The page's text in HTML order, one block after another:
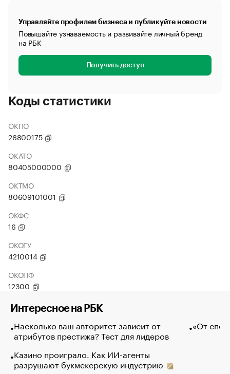
Управляйте профилем бизнеса и публикуйте новости
Повышайте узнаваемость и развивайте личный бренд
на РБК
Получить доступ
Коды статистики
ОКПО
26800175
ОКАТО
80405000000
ОКТМО
80609101001
ОКФС
16
ОКОГУ
4210014
ОКОПФ
12300
Интересное на РБК
Насколько ваш авторитет зависит от
атрибутов престижа? Тест для лидеров
Казино проиграло. Как ИИ-агенты
разрушают букмекерскую индустрию
«От спор